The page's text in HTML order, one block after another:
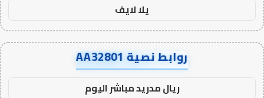
يلا لايف
روابط نصية AA32801
ريال مدريد مباشر اليوم